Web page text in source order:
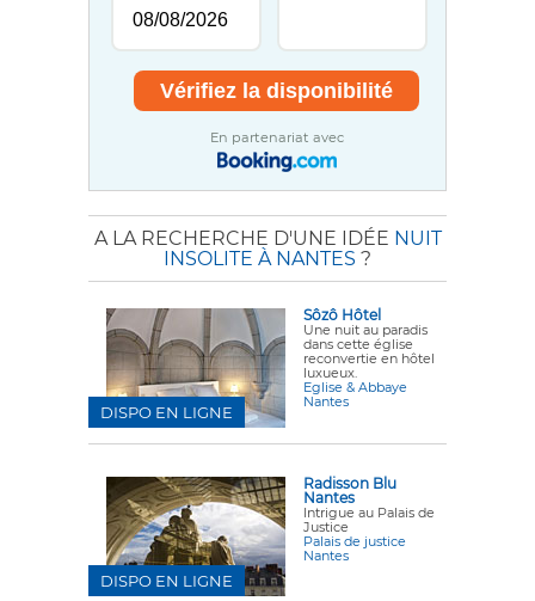
En partenariat avec
A LA RECHERCHE D'UNE IDÉE NUIT
INSOLITE À NANTES ?
Sôzô Hôtel
Une nuit au paradis
dans cette église
reconvertie en hôtel
luxueux.
Eglise & Abbaye
Nantes
DISPO EN LIGNE
Radisson Blu
Nantes
Intrigue au Palais de
Justice
Palais de justice
Nantes
DISPO EN LIGNE